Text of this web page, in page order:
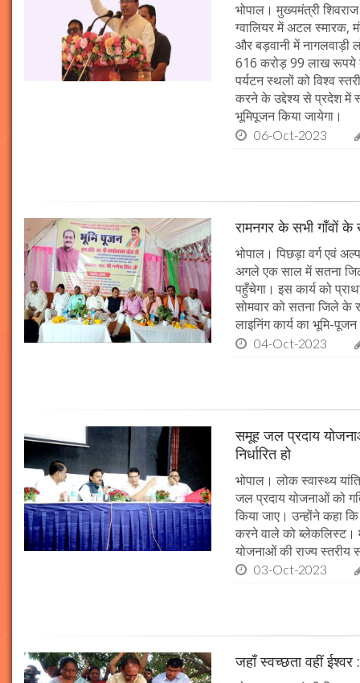
भोपाल। मुख्यमंत्री
ग्वालियर में अटल स्मारक,
और बड़वानी में
616 करोड़ 99 लाख रूपये
पर्यटन स्थलों को विश्व
करने के उद्देश्य से प्रदेश में
भूमिपूजन किया जायेगा।
06-Oct-2023
रामनगर के सभी गाँवों
भोपाल। पिछड़ा वर्ग एवं
अगले एक साल में सतना
पहुँचेगा। इस कार्य को
सोमवार को सतना जिले के
लाइनिंग कार्य का भूमि-
04-Oct-2023
समूह जल प्रदाय
निर्धारित हो
भोपाल। लोक स्वास्थ्य
जल प्रदाय योजनाओं को
किया जाए। उन्होंने कहा
करने वाले को ब्लेकलिस्ट।
योजनाओं की राज्य स्तरीय
03-Oct-2023
जहाँ स्वच्छता वहीं ईश्वर